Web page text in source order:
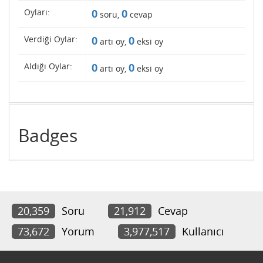
Oyları: 0 soru, 0 cevap
Verdiği Oylar: 0 artı oy, 0 eksi oy
Aldığı Oylar: 0 artı oy, 0 eksi oy
Badges
20,359 Soru 21,912
Cevap
73,672
Yorum 3,977,517 Kullanıcı